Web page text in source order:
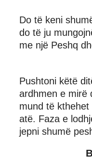
Do të keni
do të ju
me një Peshq
Pushtoni këtë
ardhmen e mirë
mund të
atë. Faza e
jepni shumë